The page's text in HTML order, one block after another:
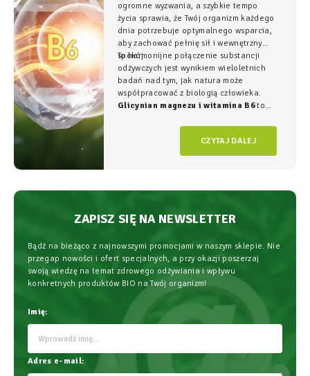
ogromne wyzwania, a szybkie tempo
życia sprawia, że Twój organizm każdego
dnia potrzebuje optymalnego wsparcia,
aby zachować pełnię sił i wewnętrzny
spokój.
To harmonijne połączenie substancji
odżywczych jest wynikiem wieloletnich
badań nad tym, jak natura może
współpracować z biologią człowieka.
Glicynian magnezu i witamina B6to
fundament świadomego wspierania
organizmu, łączący wysoką skuteczność z
najwyższym bezpieczeństwem
CZYTAJ DALEJ
ZAPISZ SIĘ NA NEWSLETTER
Bądź na bieżąco z najnowszymi promocjami w naszym sklepie. Nie
przegap nowości i ofert specjalnych, a przy okazji poszerzaj
swoją wiedzę na temat zdrowego odżywiania i wpływu
konkretnych produktów BIO na Twój organizm!
Imię:
Adres e-mail: